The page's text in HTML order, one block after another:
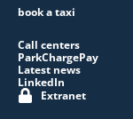
book a taxi
Call centers
ParkChargePay
Latest news
LinkedIn
Extranet